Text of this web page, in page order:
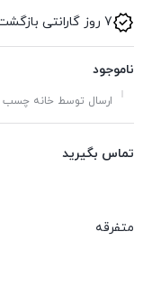
7 روز گارانتی بازگشت وجه
ناموجود
ارسال توسط خانه چسب
تماس بگیرید
متفرقه